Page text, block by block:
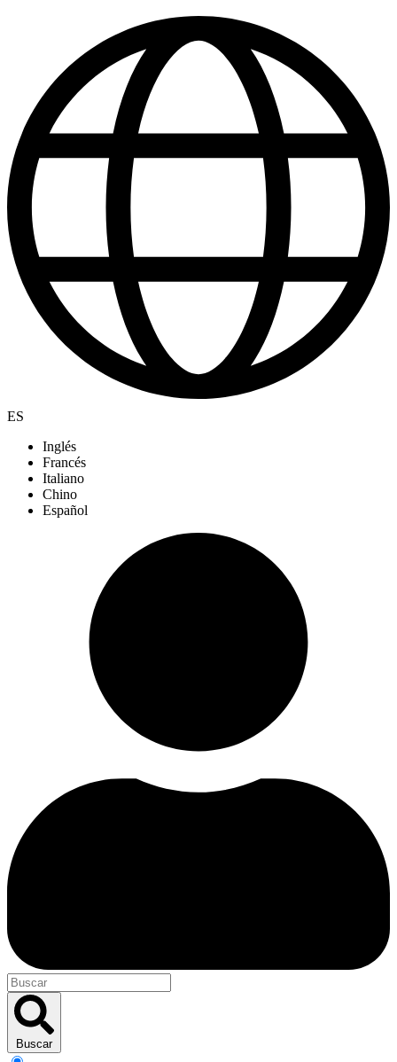
ES
Inglés
Francés
Italiano
Chino
Español
Buscar